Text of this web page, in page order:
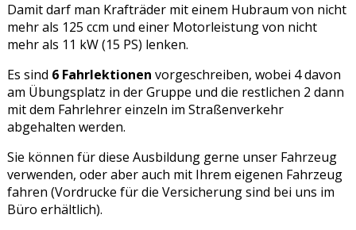
Damit darf man Krafträder mit einem Hubraum von nicht
mehr als 125 ccm und einer Motorleistung von nicht
mehr als 11 kW (15 PS) lenken.
Es sind 6 Fahrlektionen vorgeschreiben, wobei 4 davon
am Übungsplatz in der Gruppe und die restlichen 2 dann
mit dem Fahrlehrer einzeln im Straßenverkehr
abgehalten werden.
Sie können für diese Ausbildung gerne unser Fahrzeug
verwenden, oder aber auch mit Ihrem eigenen Fahrzeug
fahren (Vordrucke für die Versicherung sind bei uns im
Büro erhältlich).